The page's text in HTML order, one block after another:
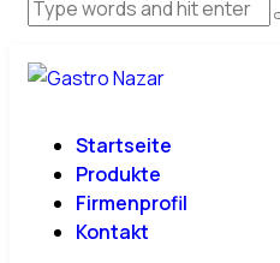
Startseite
Produkte
Firmenprofil
Kontakt